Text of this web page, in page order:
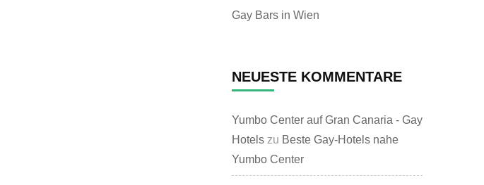
Gay Bars in Wien
NEUESTE KOMMENTARE
Yumbo Center auf Gran Canaria - Gay
Hotels zu Beste Gay-Hotels nahe
Yumbo Center